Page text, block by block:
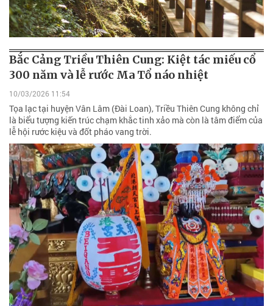
Bắc Cảng Triều Thiên Cung: Kiệt tác miếu cổ
300 năm và lễ rước Ma Tổ náo nhiệt
10/03/2026 11:54
Tọa lạc tại huyện Vân Lâm (Đài Loan), Triều Thiên Cung không chỉ
là biểu tượng kiến trúc chạm khắc tinh xảo mà còn là tâm điểm của
lễ hội rước kiệu và đốt pháo vang trời.